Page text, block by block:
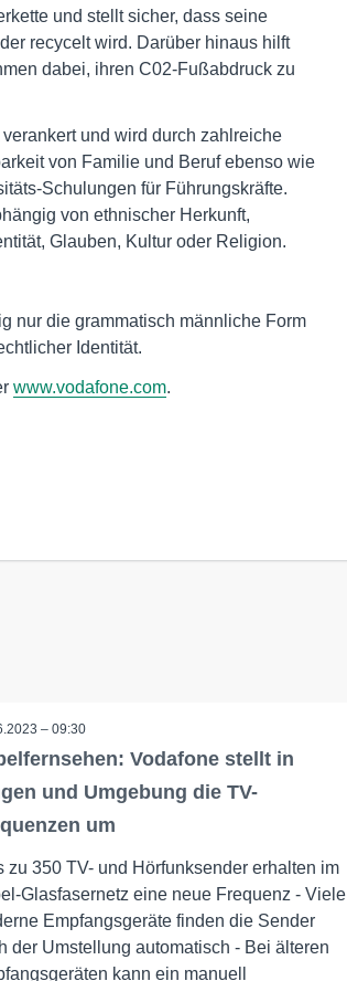
und stellt sicher, dass seine
recycelt wird. Darüber hinaus hilft
dabei, ihren C02-Fußabdruck zu
und wird durch zahlreiche
von Familie und Beruf ebenso wie
Schulungen für Führungskräfte.
von ethnischer Herkunft,
Glauben, Kultur oder Religion.
nur die grammatisch männliche Form
Identität.
www.vodafone.com.
– 09:30
Vodafone stellt in
und Umgebung die TV-
um
zu 350 TV- und Hörfunksender erhalten im
Glasfasernetz eine neue Frequenz - Viele
Empfangsgeräte finden die Sender
der Umstellung automatisch - Bei älteren
kann ein manuell